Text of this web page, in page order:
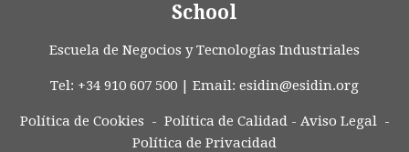
School
Escuela de Negocios y Tecnologías Industriales
Tel: +34 910 607 500 | Email: esidin@esidin.org
Política de Cookies - Política de Calidad- Aviso Legal-
Política de Privacidad